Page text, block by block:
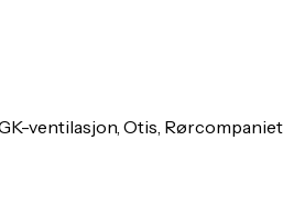
ventilasjon, Otis,